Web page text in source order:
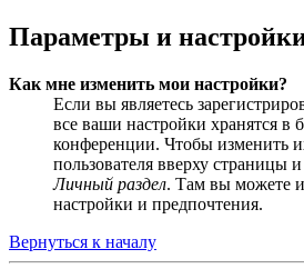
Параметры и
Как мне изменить мои настройки?
Если вы являетесь
все ваши настройки хранятся в
конференции. Чтобы изменить
пользователя вверху страницы
Личный раздел. Там вы можете
настройки и предпочтения.
Вернуться к началу